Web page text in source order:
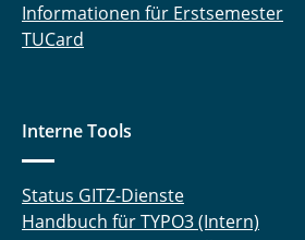
Informationen für Erstsemester
TUCard
Interne Tools
Status GITZ-Dienste
Handbuch für TYPO3 (Intern)